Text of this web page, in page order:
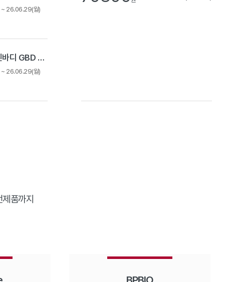
26.06.29(월)
2026 상반기 인바디 GBD 채용 - Expert Track
26.06.29(월)
품까지